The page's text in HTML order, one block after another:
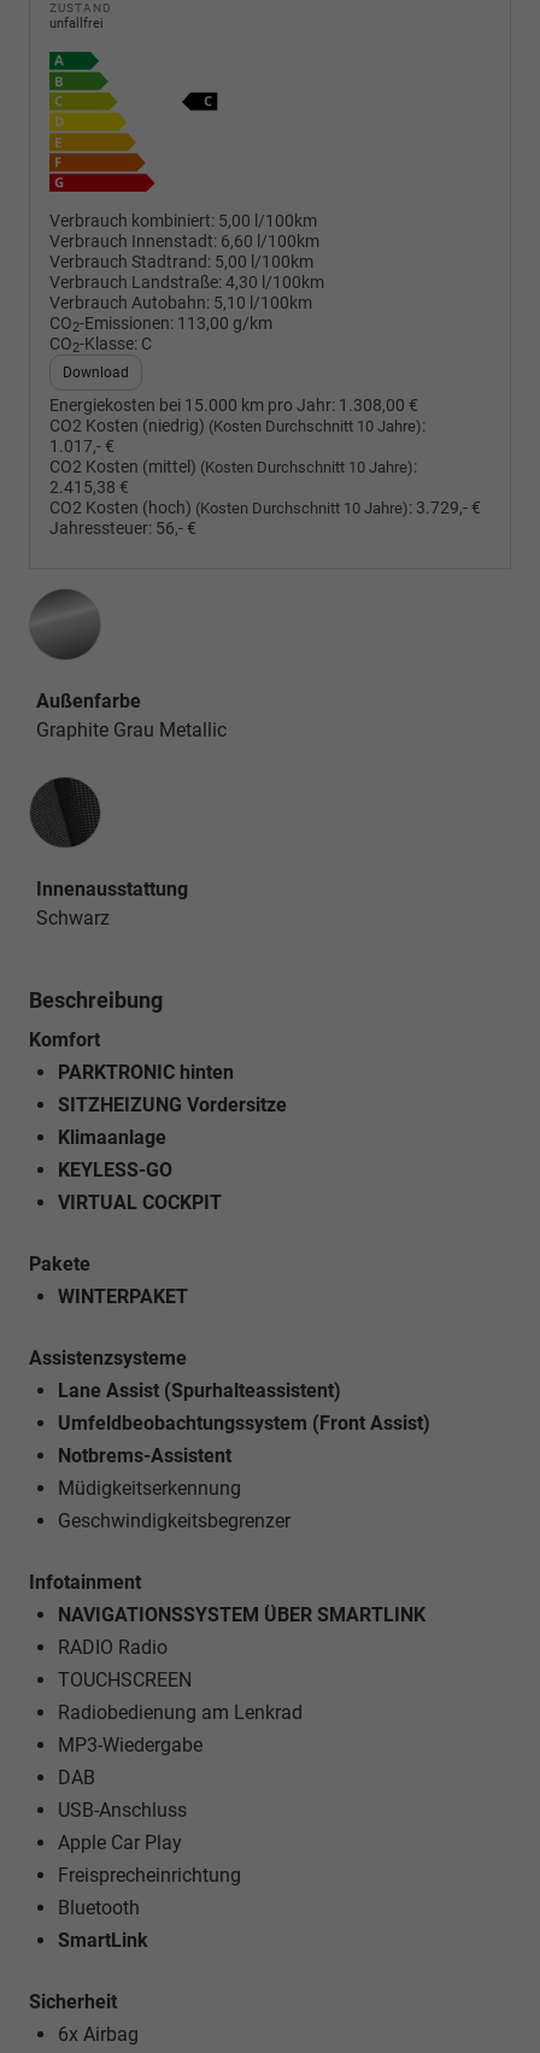
ZUSTAND
unfallfrei
Verbrauch kombiniert: 5,00 l/100km
Verbrauch Innenstadt: 6,60 l/100km
Verbrauch Stadtrand: 5,00 l/100km
Verbrauch Landstraße:4,30 l/100km
Verbrauch Autobahn: 5,10 l/100km
CO2-Emissionen: 113,00 g/km
CO2-Klasse: C
Download
Energiekosten bei 15.000 km pro Jahr: 1.308,00 €
CO2 Kosten (niedrig) (Kosten Durchschnitt 10 Jahre):
1.017,- €
CO2 Kosten (mittel) (Kosten Durchschnitt 10 Jahre):
2.415,38 €
CO2 Kosten (hoch) (Kosten Durchschnitt 10 Jahre): 3.729,- €
Jahressteuer: 56,- €
Außenfarbe
Graphite Grau Metallic
Innenausstattung
Innenausstattung
Schwarz
Beschreibung
Komfort
PARKTRONIC hinten
SITZHEIZUNG Vordersitze
Klimaanlage
KEYLESS-GO
VIRTUAL COCKPIT
Pakete
WINTERPAKET
Assistenzsysteme
Lane Assist (Spurhalteassistent)
Umfeldbeobachtungssystem (Front Assist)
Notbrems-Assistent
Müdigkeitserkennung
Geschwindigkeitsbegrenzer
Infotainment
NAVIGATIONSSYSTEM ÜBER SMARTLINK
RADIO Radio
TOUCHSCREEN
Radiobedienung am Lenkrad
MP3-Wiedergabe
DAB
USB-Anschluss
Apple Car Play
Freisprecheinrichtung
Bluetooth
SmartLink
Sicherheit
6x Airbag